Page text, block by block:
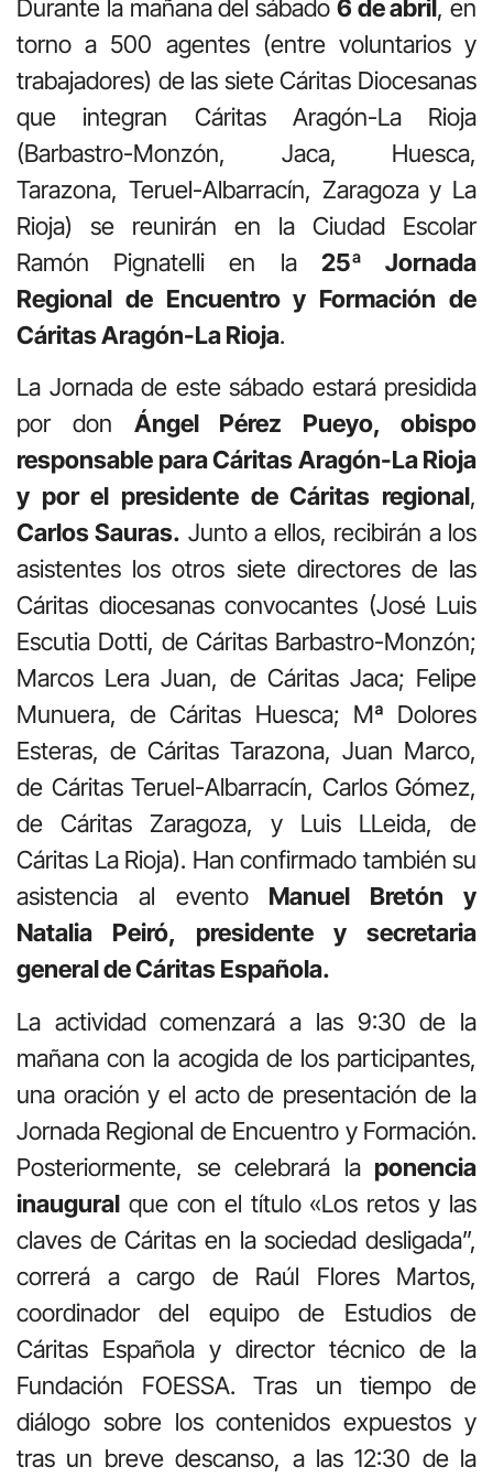
Durante la mañana del sábado 6 de abril, en
torno a 500 agentes (entre voluntarios y
trabajadores) de las siete Cáritas Diocesanas
que integran Cáritas Aragón-La Rioja
(Barbastro-Monzón, Jaca, Huesca,
Tarazona, Teruel-Albarracín, Zaragoza y La
Rioja) se reunirán en la Ciudad Escolar
Ramón Pignatelli en la 25ª Jornada
Regional de Encuentro y Formación de
Cáritas Aragón-La Rioja.
La Jornada de este sábado estará presidida
por don Ángel Pérez Pueyo, obispo
responsable para Cáritas Aragón-La Rioja
y por el presidente de Cáritas regional,
Carlos Sauras. Junto a ellos, recibirán a los
asistentes los otros siete directores de las
Cáritas diocesanas convocantes (José Luis
Escutia Dotti, de Cáritas Barbastro-Monzón;
Marcos Lera Juan, de Cáritas Jaca; Felipe
Munuera, de Cáritas Huesca; Mª Dolores
Esteras, de Cáritas Tarazona, Juan Marco,
de Cáritas Teruel-Albarracín, Carlos Gómez,
de Cáritas Zaragoza, y Luis LLeida, de
Cáritas La Rioja). Han confirmado también su
asistencia al evento Manuel Bretón y
Natalia Peiró, presidente y secretaria
general de Cáritas Española.
La actividad comenzará a las 9:30 de la
mañana con la acogida de los participantes,
una oración y el acto de presentación de la
Jornada Regional de Encuentro y Formación.
Posteriormente, se celebrará la ponencia
inaugural que con el título «Los retos y las
claves de Cáritas en la sociedad desligada”,
correrá a cargo de Raúl Flores Martos,
coordinador del equipo de Estudios de
Cáritas Española y director técnico de la
Fundación FOESSA. Tras un tiempo de
diálogo sobre los contenidos expuestos y
tras un breve descanso, a las 12:30 de la